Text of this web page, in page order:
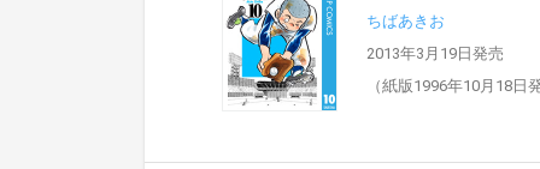
ちばあきお
2013年3月19日発売
（紙版1996年10月18日